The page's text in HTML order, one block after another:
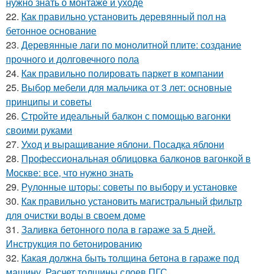
22. Как правильно установить деревянный пол на
бетонное основание
23. Деревянные лаги по монолитной плите: создание
прочного и долговечного пола
24. Как правильно полировать паркет в компании
25. Выбор мебели для мальчика от 3 лет: основные
принципы и советы
26. Стройте идеальный балкон с помощью вагонки
своими руками
27. Уход и выращивание яблони. Посадка яблони
28. Профессиональная облицовка балконов вагонкой в
Москве: все, что нужно знать
29. Рулонные шторы: советы по выбору и установке
30. Как правильно установить магистральный фильтр
для очистки воды в своем доме
31. Заливка бетонного пола в гараже за 5 дней.
Инструкция по бетонированию
32. Какая должна быть толщина бетона в гараже под